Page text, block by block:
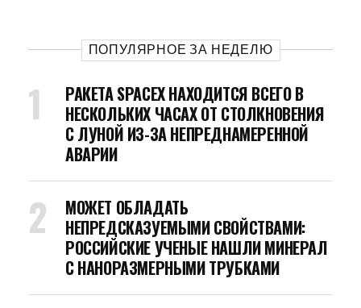
ПОПУЛЯРНОЕ ЗА НЕДЕЛЮ
РАКЕТА SPACEX НАХОДИТСЯ ВСЕГО В
НЕСКОЛЬКИХ ЧАСАХ ОТ СТОЛКНОВЕНИЯ
С ЛУНОЙ ИЗ-ЗА НЕПРЕДНАМЕРЕННОЙ
АВАРИИ
МОЖЕТ ОБЛАДАТЬ
НЕПРЕДСКАЗУЕМЫМИ СВОЙСТВАМИ:
РОССИЙСКИЕ УЧЕНЫЕ НАШЛИ МИНЕРАЛ
С НАНОРАЗМЕРНЫМИ ТРУБКАМИ